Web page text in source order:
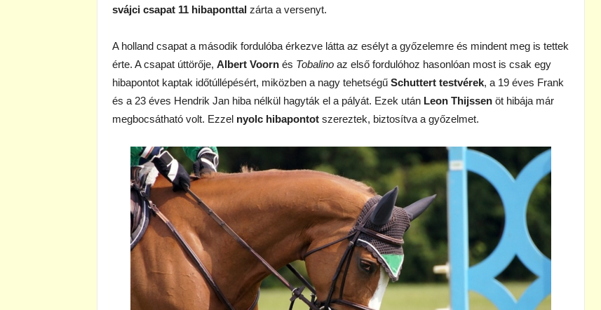
svájci csapat 11 hibaponttal zárta a versenyt.
A holland csapat a második fordulóba érkezve látta az esélyt a győzelemre és mindent meg is tettek
érte. A csapat úttörője, Albert Voorn és Tobalino az első fordulóhoz hasonlóan most is csak egy
hibapontot kaptak időtúllépésért, miközben a nagy tehetségű Schuttert testvérek, a 19 éves Frank
és a 23 éves Hendrik Jan hiba nélkül hagyták el a pályát. Ezek után Leon Thijssen öt hibája már
megbocsátható volt. Ezzel nyolc hibapontot szereztek, biztosítva a győzelmet.